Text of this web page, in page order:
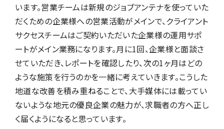
います。営業チームは新規のジョブアンテナを使っていた
だくための企業様への営業活動がメインで、クライアント
サクセスチームはご契約いただいた企業様の運用サポ
ートがメイン業務になります。月に1回、企業様と面談さ
せていただき、レポートを確認したり、次の1ヶ月はどの
ような施策を行うのかを一緒に考えていきます。こうした
地道な改善を積み重ねることで、大手媒体には載ってい
ないような地元の優良企業の魅力が、求職者の方へ正し
く届くようになると思っています。